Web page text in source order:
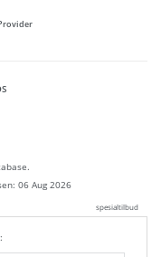
06 Aug 2026
spesialtilbud